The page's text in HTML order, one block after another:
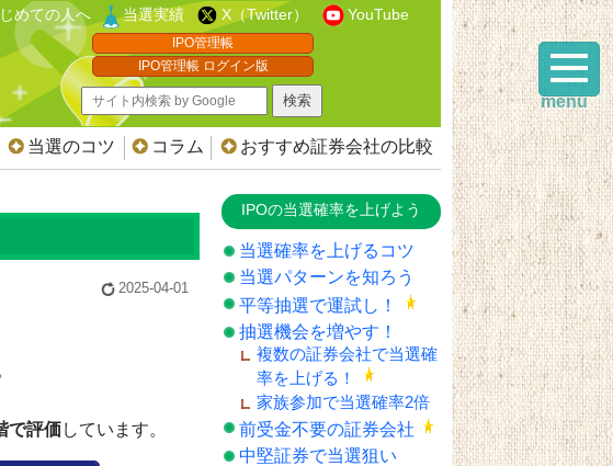
めての人へ 当選実績 X（Twitter） YouTube
IPO管理帳
IPO管理帳 ログイン版
当選のコツ コラム おすすめ証券会社の比較
2025-04-01
で評価しています。
IPOの当選確率を上げよう
当選確率を上げるコツ
当選パターンを知ろう
平等抽選で運試し！
抽選機会を増やす！
複数の証券会社で当選確
率を上げる！
家族参加で当選確率2倍
前受金不要の証券会社
中堅証券で当選狙い
menu